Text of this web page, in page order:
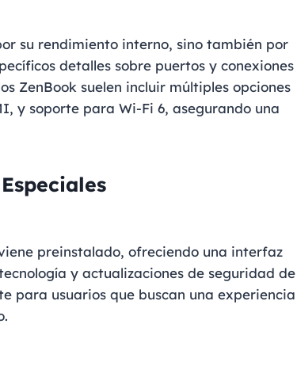
su rendimiento interno, sino también por
detalles sobre puertos y conexiones
ZenBook suelen incluir múltiples opciones
y soporte para Wi-Fi 6, asegurando una
preinstalado, ofreciendo una interfaz
y actualizaciones de seguridad de
para usuarios que buscan una experiencia